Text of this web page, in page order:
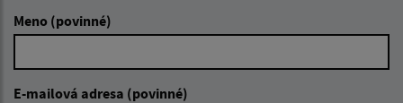
Meno (povinné)
E-mailová adresa (povinné)